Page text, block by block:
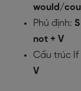
would/
Phủ định:
not + V
Cấu trúc If
V